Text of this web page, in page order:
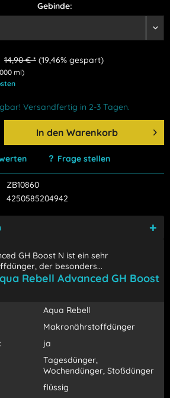
Gebinde:
14,90 € * (19,46% gespart)
ml)
Versandfertig in 2-3 Tagen.
In den Warenkorb
Frage stellen
ZB10860
4250585204942
GH Boost N ist ein sehr
der besonders...
Rebell Advanced GH Boost
Aqua Rebell
Makronährstoffdünger
ja
Tagesdünger,
Wochendünger, Stoßdünger
flüssig